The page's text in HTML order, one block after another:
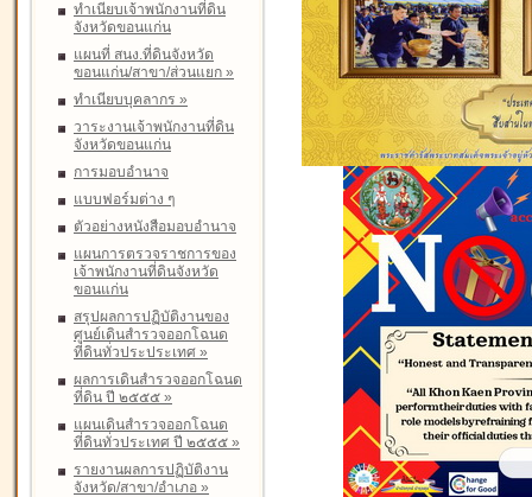
ทำเนียบเจ้าพนักงานที่ดิน
จังหวัดขอนแก่น
แผนที่ สนง.ที่ดินจังหวัด
ขอนแก่น/สาขา/ส่วนแยก »
ทำเนียบบุคลากร »
วาระงานเจ้าพนักงานที่ดิน
จังหวัดขอนแก่น
การมอบอำนาจ
แบบฟอร์มต่าง ๆ
ตัวอย่างหนังสือมอบอำนาจ
แผนการตรวจราชการของ
เจ้าพนักงานที่ดินจังหวัด
ขอนแก่น
สรุปผลการปฏิบัติงานของ
ศูนย์เดินสำรวจออกโฉนด
ที่ดินทั่วประประเทศ »
ผลการเดินสำรวจออกโฉนด
ที่ดิน ปี ๒๕๕๕ »
แผนเดินสำรวจออกโฉนด
ที่ดินทั่วประเทศ ปี ๒๕๕๕ »
รายงานผลการปฏิบัติงาน
จังหวัด/สาขา/อำเภอ »